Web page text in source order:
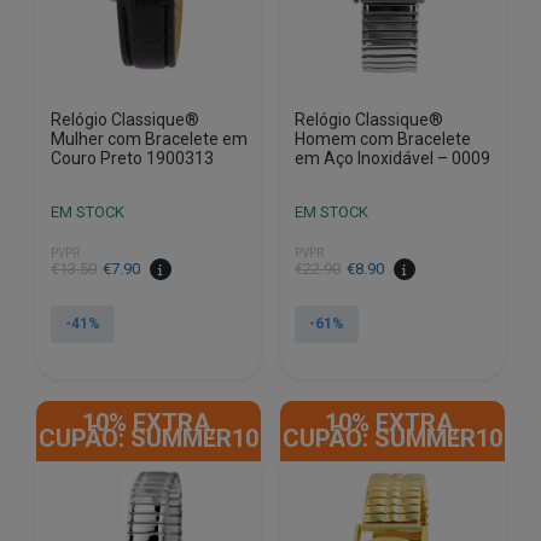
Relógio Classique®
Mulher com Bracelete em
Couro Preto 1900313
EM STOCK
PVPR
€13.50
O
original
€7.90
O
atual
-41%
Relógio Classique®
Homem com Bracelete
em Aço Inoxidável – 0009
EM STOCK
PVPR
€22.90
O
original
€8.90
O
atual
-61%
10% EXTRA,
CUPÃO: SUMMER10
10% EXTRA,
CUPÃO: SUMMER10